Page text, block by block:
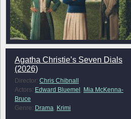
Agatha Christie’s Seven Dials
(2026)
Director: Chris Chibnall
Actors: Edward Bluemel , Mia McKenna-
Bruce
Genre: Drama, Krimi